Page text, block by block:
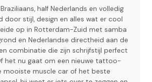
half Nederlands en volledig
door stijl, design en alles wat er cool
op in Rotterdam-Zuid met samba
en Nederlandse directheid aan de
combinatie die zijn schrijfstijl perfect
het nu gaat om een nieuwe tattoo-
mooiste muscle car of het beste